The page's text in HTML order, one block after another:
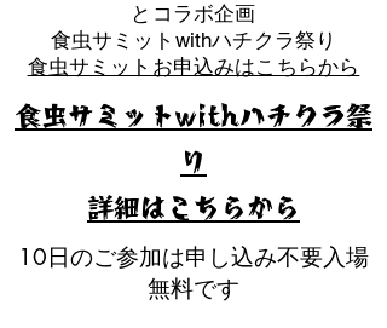
とコラボ企画
​食虫サミットwithハチクラ祭り
食虫サミットお申込みはこちらから
10日のご参加は申し込み不要入場
無料です
食虫サミットwithハチクラ祭
り
​詳細はこちらから